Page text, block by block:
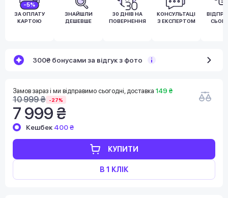
-5%
ЗА ОПЛАТУ
КАРТОЮ
ЗНАЙШЛИ
ДЕШЕВШЕ
30 ДНІВ НА
ПОВЕРНЕННЯ
КОНСУЛЬТАЦІЯ
З ЕКСПЕРТОМ
300₴ бонусами за відгук з фото
Замов зараз і ми відправимо сьогодні, доставка 149 ₴
10 999 ₴ -27%
7 999 ₴
КУПИТИ
В 1 КЛІК
Кешбек 400 ₴